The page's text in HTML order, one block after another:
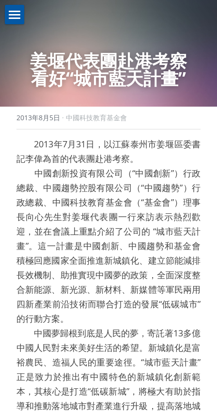
機構簡介
註冊證書
本會章程
業務介紹Business
策略投資
助學計劃
入學禮券
新聞資訊News
聯繫我們
網路無障礙聲明
姜堰代表團赴港考察
看好“城市藍天計畫”
2013年8月5日 · 中國科技教育基金會
2013年7月31日，以江蘇泰州市姜堰區委書
記李偉為首的代表團赴港考察。
中國創新投資有限公司（“中國創新”）行政
總裁、中國趨勢控股有限公司（“中國趨勢”）行
政總裁、中國科技教育基金會（“基金會”）理事
長向心先生對姜堰代表團一行來訪表示熱烈歡
迎，並在會議上重點介紹了公司的 “城市藍天計
畫”。這一計畫是中國創新、中國趨勢和基金會
積極回應國家全面推進新城鎮化、建立節能減排
長效機制、助推實現中國夢的政策，全面深度整
合新能源、新光源、新材料、新媒體等軍民兩用
四新產業前沿技術而聯合打造的發展“低碳城市”
的行動方案。
中國夢歸根到底是人民的夢，寄託著13多億
中國人民對未來美好生活的希望。新城鎮化是富
裕農民、造福人民的重要途徑。“城市藍天計畫”
正是致力於推出有中國特色的新城鎮化創新範
本，其核心是打造“低碳新城”，將極大有助於指
導和推動落地城市對產業進行升級，提高落地城